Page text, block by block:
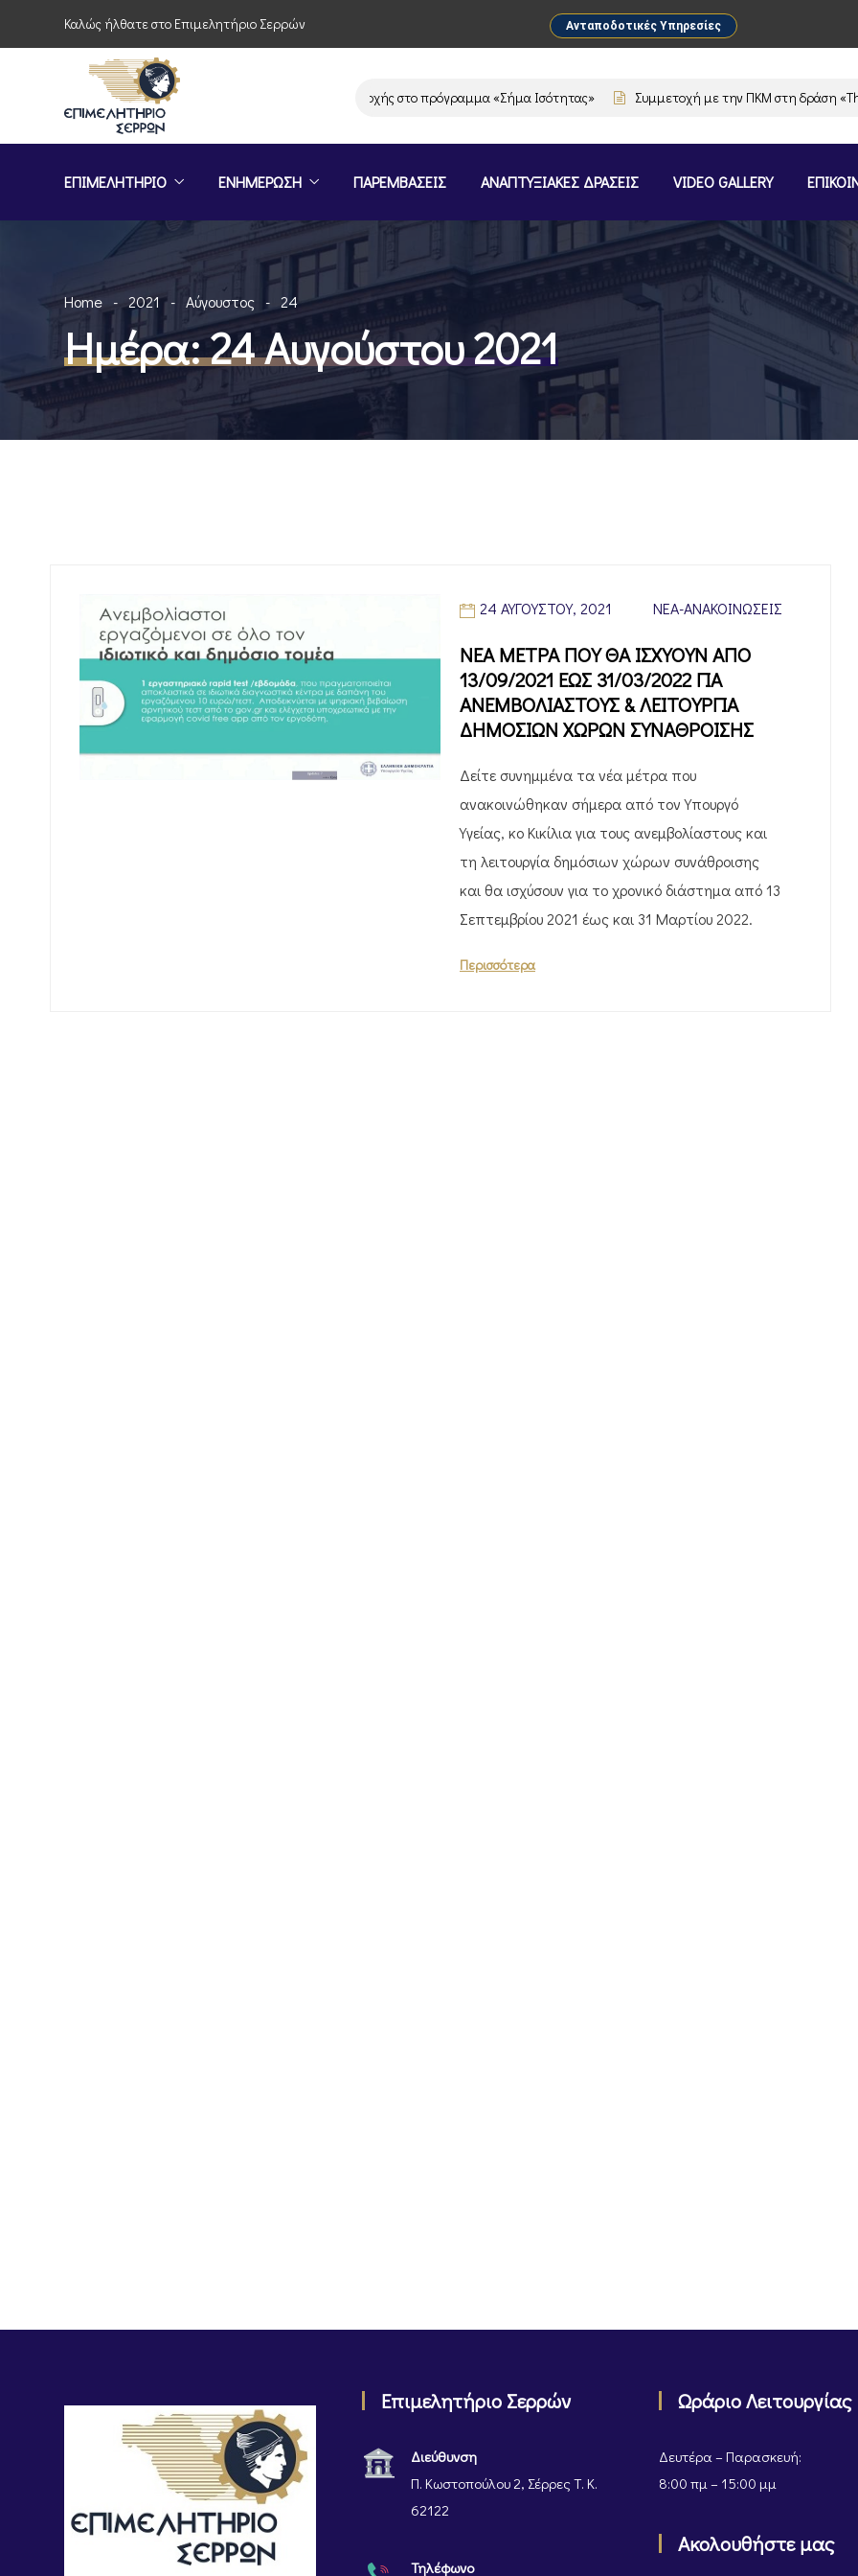
Καλώς ήλθατε στο Επιμελητήριο Σερρών Ανταποδοτικές Υπηρεσίες
Πρόσκληση συμμετοχής στο πρόγραμμα «Σήμα Ισότητας» Συμμετοχή με την ΠΚΜ στη δράση «The
ΕΠΙΜΕΛΗΤΗΡΙΟ ΕΝΗΜΕΡΩΣΗ ΠΑΡΕΜΒΑΣΕΙΣ ΑΝΑΠΤΥΞΙΑΚΕΣ ΔΡΑΣΕΙΣ VIDEO GALLERY
Home 2021 Αύγουστος 24
Ημέρα:24 Αυγούστου 2021
24 ΑΥΓΟΎΣΤΟΥ, 2021 ΝΈΑ-ΑΝΑΚΟΙΝΏΣΕΙΣ
ΝΕΑ ΜΕΤΡΑ ΠΟΥ ΘΑ ΙΣΧΥΟΥΝ ΑΠΟ
13/09/2021 ΕΩΣ 31/03/2022 ΓΙΑ
ΑΝΕΜΒΟΛΙΑΣΤΟΥΣ & ΛΕΙΤΟΥΡΓΙΑ
ΔΗΜΟΣΙΩΝ ΧΩΡΩΝ ΣΥΝΑΘΡΟΙΣΗΣ
Δείτε συνημμένα τα νέα μέτρα που
ανακοινώθηκαν σήμερα από τον Υπουργό
Υγείας, κο Κικίλια για τους ανεμβολίαστους και
τη λειτουργία δημόσιων χώρων συνάθροισης
και θα ισχύσουν για το χρονικό διάστημα από 13
Σεπτεμβρίου 2021 έως και 31 Μαρτίου 2022.
Περισσότερα
Επιμελητήριο Σερρών
Διεύθυνση
Π. Κωστοπούλου 2, Σέρρες Τ. Κ.
62122
Τηλέφωνο
Ωράριο Λειτουργίας
Δευτέρα – Παρασκευή:
8:00 πμ – 15:00 μμ
Ακολουθήστε μας